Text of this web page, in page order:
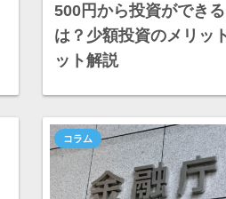
500円から投資ができ
は？少額投資のメリッ
ット解説
コラム